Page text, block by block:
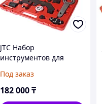
JTC Набор
инструментов для
регулировки фаз ГРМ
(BMW N62,N73) JTC
Под заказ
182 000₸